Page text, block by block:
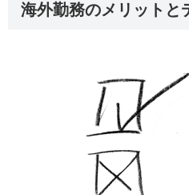
海外勤務のメリットと